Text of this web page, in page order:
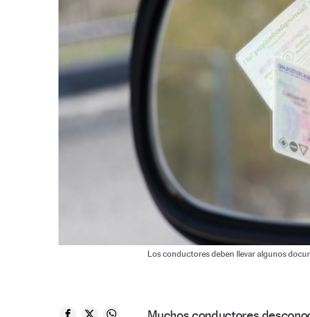
Los conductores deben llevar algunos